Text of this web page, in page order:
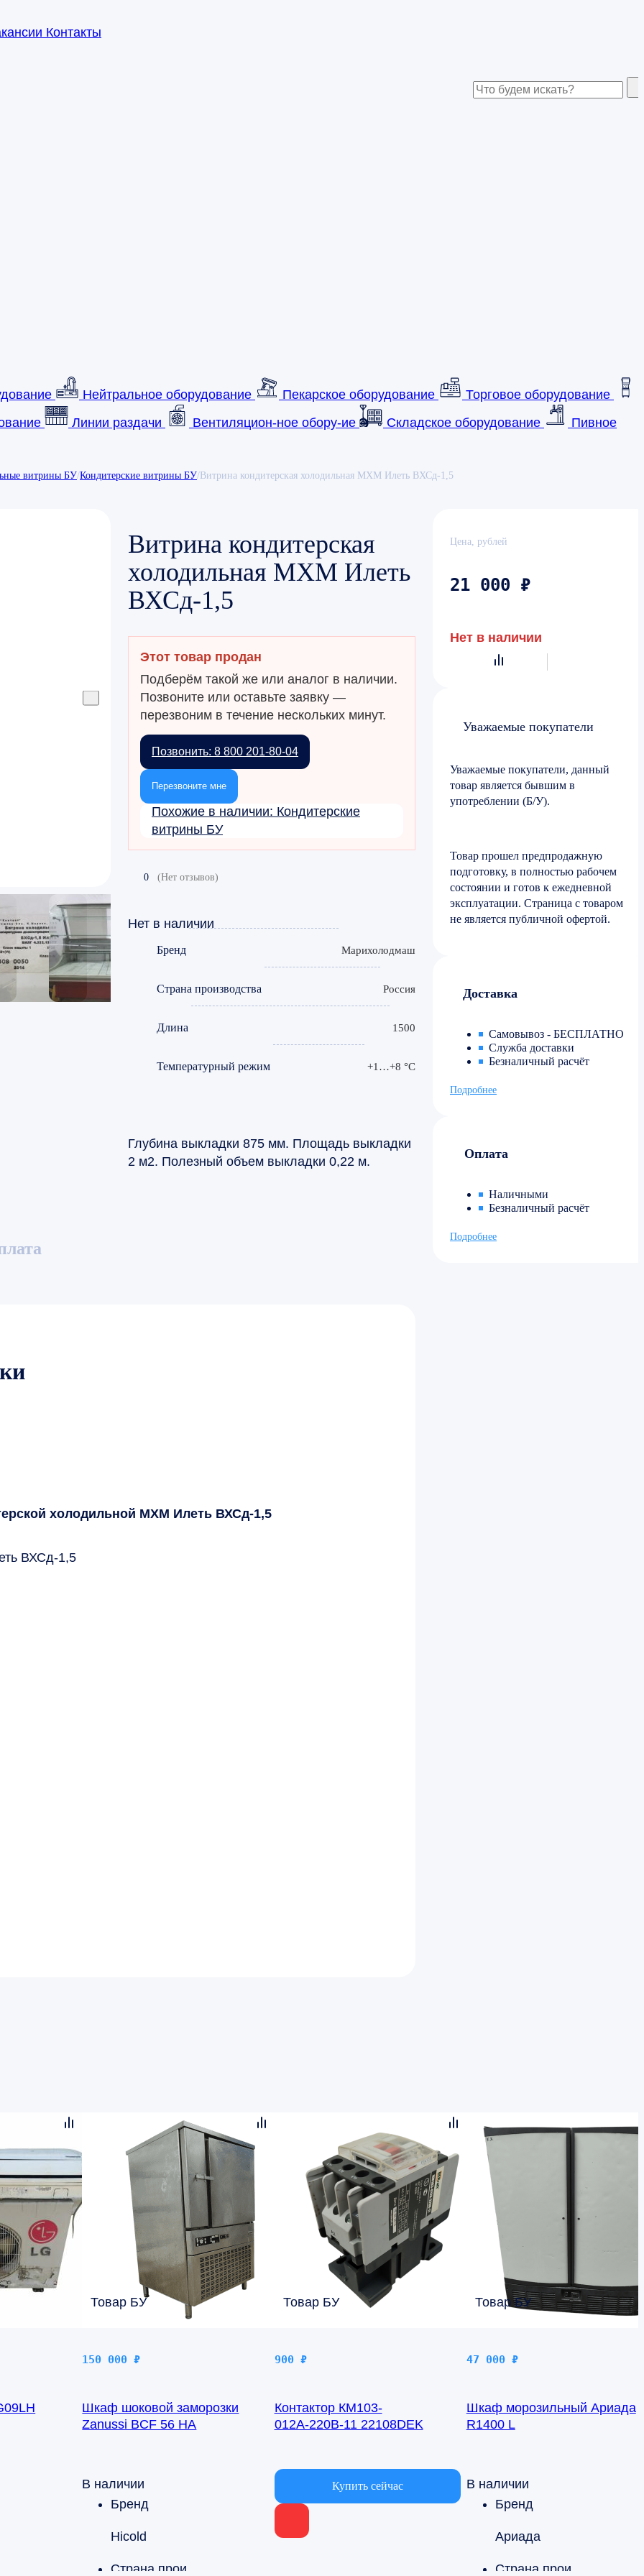
Контакты
Нейтральное оборудование Пекарское оборудование
Торговое оборудование
Линии раздачи Вентиляцион-ное обору-ие Складское оборудование
Пивное
витрины БУ/Кондитерские витрины БУ/ Витрина кондитерская холодильная МХМ Илеть ВХСд-1,5
Витрина кондитерская
холодильная МХМ Илеть
ВХСд-1,5
Этот товар продан
Подберём такой же или аналог в наличии.
Позвоните или оставьте заявку —
перезвоним в течение нескольких минут.
Позвонить: 8 800 201-80-04
Перезвоните мне
Похожие в наличии: Кондитерские
витрины БУ
0 (Нет отзывов)
Нет в наличии
Бренд Марихолодмаш
Страна производства Россия
Длина 1500
Температурный режим +1…+8 °С
Глубина выкладки 875 мм. Площадь выкладки
2 м2. Полезный объем выкладки 0,22 м.
холодильной МХМ Илеть ВХСд-1,5
ВХСд-1,5
Цена, рублей
21 000 ₽
Нет в наличии
Уважаемые покупатели
Уважаемые покупатели, данный
товар является бывшим в
употреблении (Б/У).
Товар прошел предпродажную
подготовку, в полностью рабочем
состоянии и готов к ежедневной
эксплуатации. Страница с товаром
не является публичной офертой.
Доставка
Самовывоз - БЕСПЛАТНО
Служба доставки
Безналичный расчёт
Подробнее
Оплата
Наличными
Безналичный расчёт
Подробнее
Товар БУ
150 000₽
Шкаф шоковой заморозки
Zanussi BCF 56 HA
В наличии
Бренд
Hicold
Товар БУ
900 ₽
Контактор КМ103-
012А-220В-11 22108DEK
В наличииКупить сейчас
Товар БУ
47 000 ₽
Шкаф морозильный Ариада
R1400 L
В наличии
Бренд
Ариада